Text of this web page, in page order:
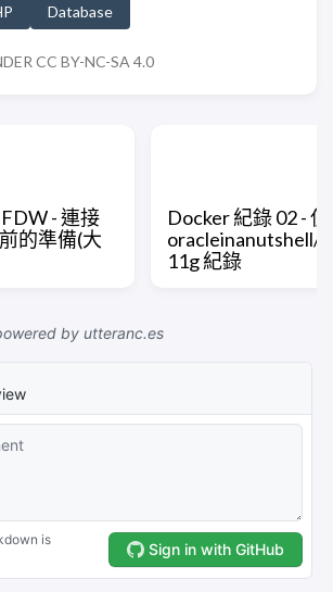
Database
CC BY-NC-SA 4.0
- 連接
的準備(大
Docker 紀錄 02 -
oracleinanutshell/
11g 紀錄